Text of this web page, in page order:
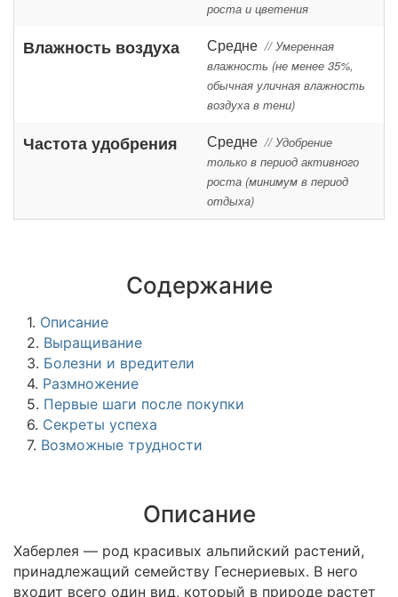
роста и цветения
Влажность воздуха Средне // Умеренная
влажность (не менее 35%,
обычная уличная влажность
воздуха в тени)
Частота удобрения Средне // Удобрение
только в период активного
роста (минимум в период
отдыха)
Содержание
1. Описание
2. Выращивание
3. Болезни и вредители
4. Размножение
5. Первые шаги после покупки
6. Секреты успеха
7. Возможные трудности
Описание
Хаберлея — род красивых альпийский растений,
принадлежащий семейству Геснериевых. В него
входит всего один вид, который в природе растет